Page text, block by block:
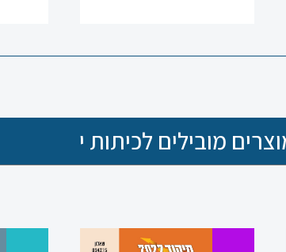
מובילים לכיתות י